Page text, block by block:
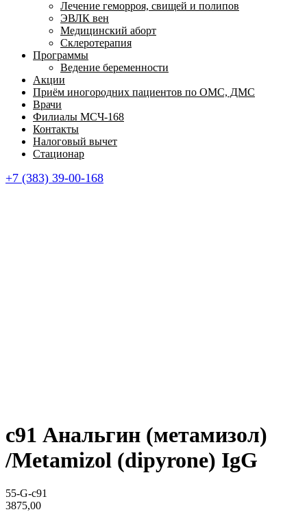
Лечение геморроя, свищей и полипов
ЭВЛК вен
Медицинский аборт
Склеротерапия
Программы
Ведение беременности
Акции
Приём иногородних пациентов по ОМС, ДМС
Врачи
Филиалы МСЧ-168
Контакты
Налоговый вычет
Стационар
+7 (383) 39-00-168
c91 Анальгин (метамизол)
/Metamizol (dipyrone) IgG
55-G-c91
3875,00